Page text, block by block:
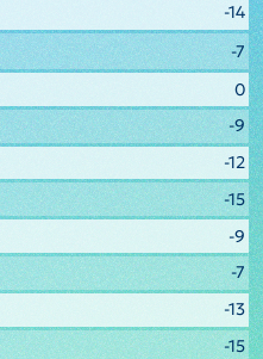
-14
-7
0
-9
-12
-15
-9
-7
-13
-15